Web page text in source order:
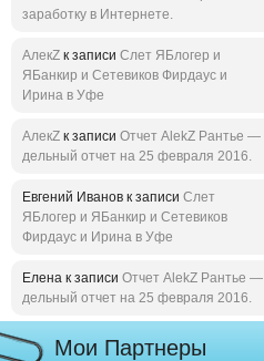
заработку в Интернете.
АлекZ к записи Слет ЯБлогер и
ЯБанкир и Сетевиков Фирдаус и
Ирина в Уфе
АлекZ к записи Отчет AlekZ Рантье —
дельный отчет на 25 февраля 2016.
Евгений Иванов к записи Слет
ЯБлогер и ЯБанкир и Сетевиков
Фирдаус и Ирина в Уфе
Елена к записи Отчет AlekZ Рантье —
дельный отчет на 25 февраля 2016.
Мои Партнеры